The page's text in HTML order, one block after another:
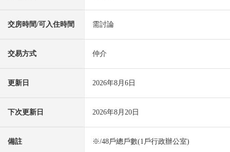
交房時間/可入住時間 需討論
交易方式 仲介
更新日 2026年8月6日
下次更新日 2026年8月20日
備註 ※/48戶總戶數(1戶行政辦公室)